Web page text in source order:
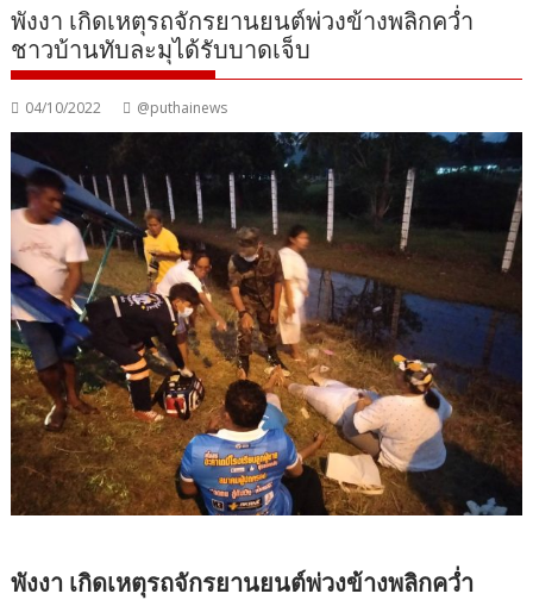
พังงา เกิดเหตุรถจักรยานยนต์พ่วงข้างพลิกคว่ำ
ชาวบ้านทับละมุได้รับบาดเจ็บ
04/10/2022 @puthainews
พังงา เกิดเหตุรถจักรยานยนต์พ่วงข้างพลิกคว่ำ